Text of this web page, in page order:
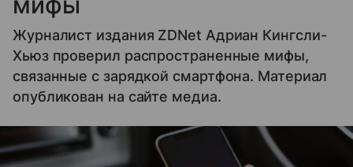
Журналист издания ZDNet Адриан Кингсли-
Хьюз проверил распространенные мифы,
связанные с зарядкой смартфона. Материал
опубликован на сайте медиа.